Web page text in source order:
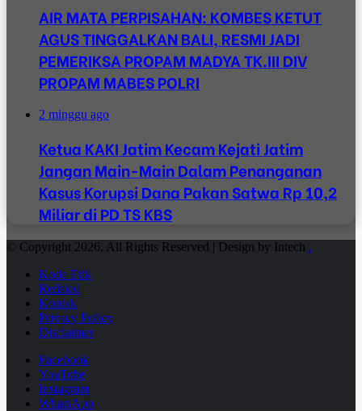
AIR MATA PERPISAHAN: KOMBES KETUT
AGUS TINGGALKAN BALI, RESMI JADI
PEMERIKSA PROPAM MADYA TK.III DIV
PROPAM MABES POLRI
2 minggu ago
Ketua KAKI Jatim Kecam Kejati Jatim
Jangan Main-Main Dalam Penanganan
Kasus Korupsi Dana Pakan Satwa Rp 10,2
Miliar di PD TS KBS
© Copyright 2026, All Rights Reserved | Design by Intech .
Kode Etik
Redaksi
Kontak
Privacy Policy
Disclaimer
Facebook
YouTube
Instagram
WhatsApp